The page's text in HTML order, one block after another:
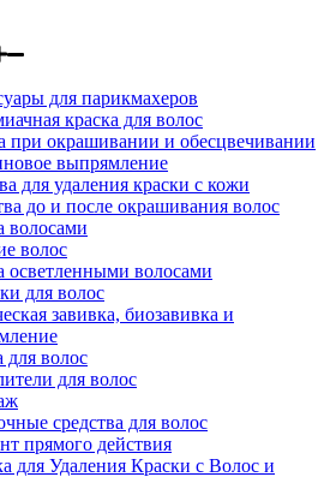
для парикмахеров
краска для волос
при окрашивании и обесцвечивании
выпрямление
для удаления краски с кожи
до и после окрашивания волос
волосами
волос
осветленными волосами
для волос
завивка, биозавивка и
для волос
для волос
средства для волос
прямого действия
для Удаления Краски с Волос и